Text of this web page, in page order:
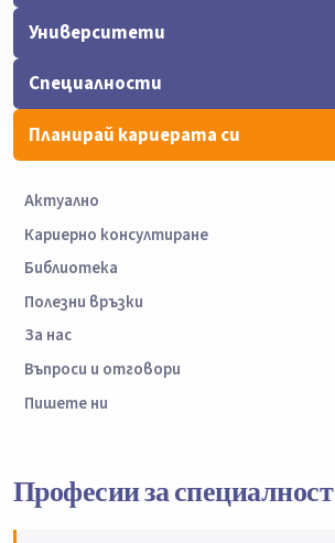
Университети
Специалности
Планирай кариерата си
Актуално
Кариерно консултиране
Библиотека
Полезни връзки
За нас
Въпроси и отговори
Пишете ни
Професии за специалност